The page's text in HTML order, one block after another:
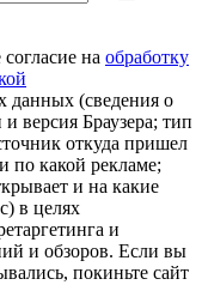
на обработку
данных (сведения о
версия Браузера; тип
откуда пришел
по какой рекламе;
и на какие
в целях
и
и обзоров. Если вы
покиньте сайт